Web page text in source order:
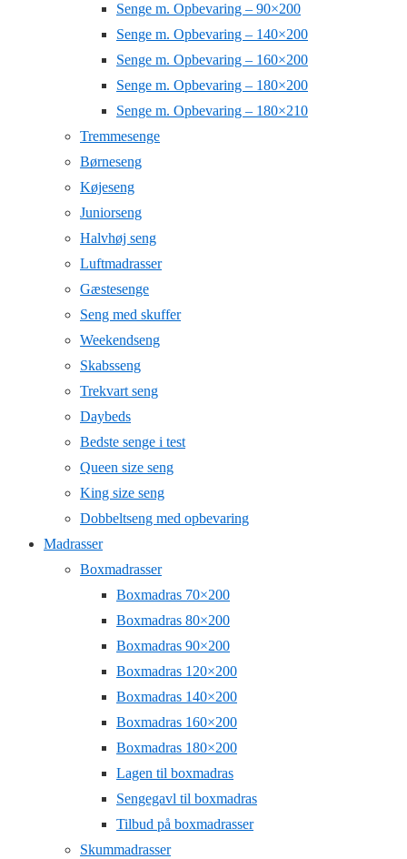
Senge m. Opbevaring – 90×200
Senge m. Opbevaring – 140×200
Senge m. Opbevaring – 160×200
Senge m. Opbevaring – 180×200
Senge m. Opbevaring – 180×210
Tremmesenge
Børneseng
Køjeseng
Juniorseng
Halvhøj seng
Luftmadrasser
Gæstesenge
Seng med skuffer
Weekendseng
Skabsseng
Trekvart seng
Daybeds
Bedste senge i test
Queen size seng
King size seng
Dobbeltseng med opbevaring
Madrasser
Boxmadrasser
Boxmadras 70×200
Boxmadras 80×200
Boxmadras 90×200
Boxmadras 120×200
Boxmadras 140×200
Boxmadras 160×200
Boxmadras 180×200
Lagen til boxmadras
Sengegavl til boxmadras
Tilbud på boxmadrasser
Skummadrasser